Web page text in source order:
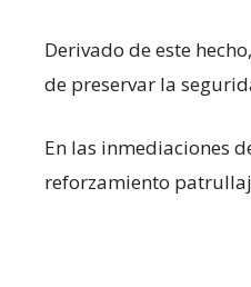
Derivado de este
de preservar la
En las inmediaciones
reforzamiento